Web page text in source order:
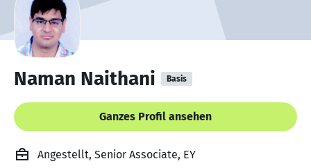
Naman Naithani Basis
Ganzes Profil ansehen
Angestellt, Senior Associate, EY